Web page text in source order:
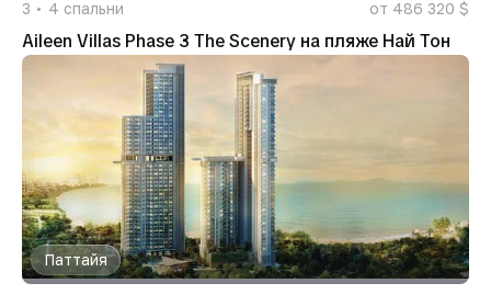
3 4 спальни от 486 320 $
Aileen Villas Phase 3 The Scenery на пляже Най Тон
Паттайя